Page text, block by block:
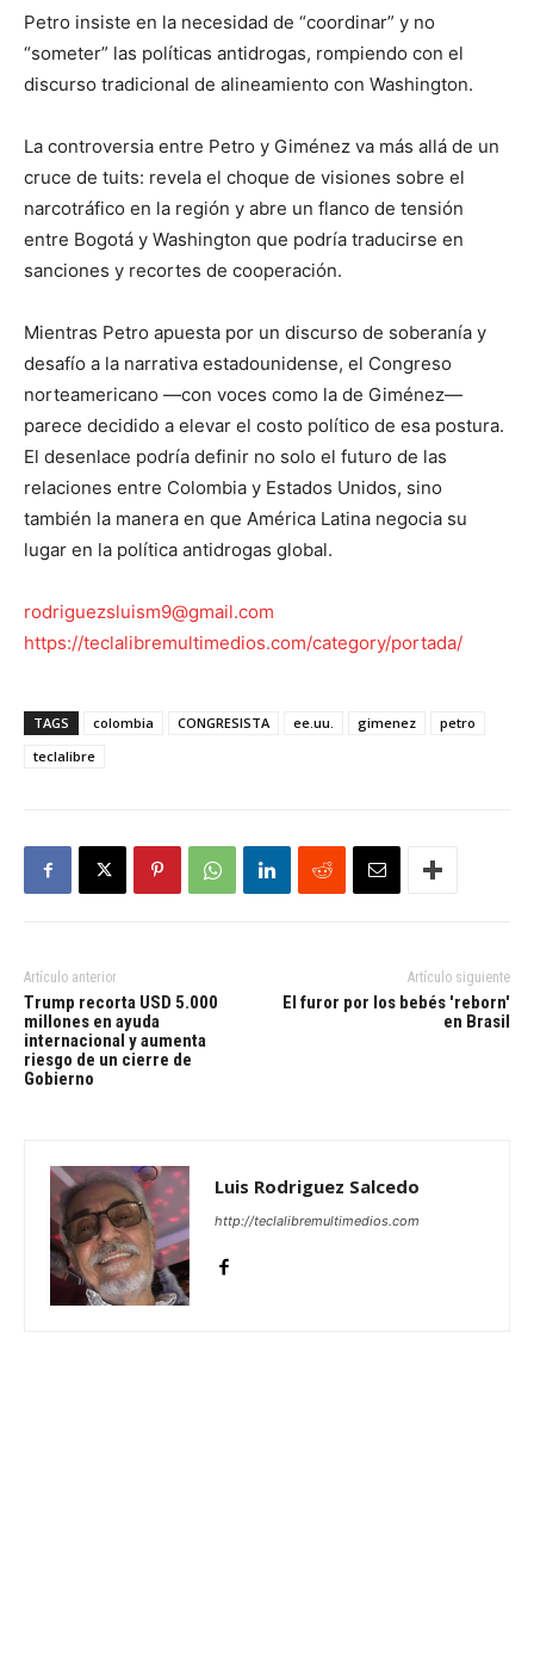
Petro insiste en la necesidad de “coordinar” y no
“someter” las políticas antidrogas, rompiendo con el
discurso tradicional de alineamiento con Washington.
La controversia entre Petro y Giménez va más allá de un
cruce de tuits: revela el choque de visiones sobre el
narcotráfico en la región y abre un flanco de tensión
entre Bogotá y Washington que podría traducirse en
sanciones y recortes de cooperación.
Mientras Petro apuesta por un discurso de soberanía y
desafío a la narrativa estadounidense, el Congreso
norteamericano —con voces como la de Giménez—
parece decidido a elevar el costo político de esa postura.
El desenlace podría definir no solo el futuro de las
relaciones entre Colombia y Estados Unidos, sino
también la manera en que América Latina negocia su
lugar en la política antidrogas global.
rodriguezsluism9@gmail.com
https://teclalibremultimedios.com/category/portada/
TAGS colombia CONGRESISTA ee.uu. gimenez
petro
teclalibre
Artículo anterior
Trump recorta USD 5.000
millones en ayuda
internacional y aumenta
riesgo de un cierre de
Gobierno
Artículo siguiente
El furor por los bebés 'reborn'
en Brasil
Luis Rodriguez Salcedo
http://teclalibremultimedios.com